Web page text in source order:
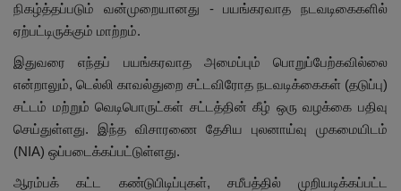
நிகழ்த்தப்படும் வன்முறையானது - பயங்கரவாத நடவடிகைகளில்
ஏற்பட்டிருக்கும் மாற்றம்.
இதுவரை எந்தப் பயங்கரவாத அமைப்பும் பொறுப்பேற்கவில்லை
என்றாலும், டெல்லி காவல்துறை சட்டவிரோத நடவடிக்கைகள் (தடுப்பு)
சட்டம் மற்றும் வெடிபொருட்கள் சட்டத்தின் கீழ் ஒரு வழக்கை பதிவு
செய்துள்ளது. இந்த விசாரணை தேசிய புலனாய்வு முகமையிடம்
(NIA) ஒப்படைக்கப்பட்டுள்ளது.
ஆரம்பக் கட்ட கண்டுபிடிப்புகள், சமீபத்தில் முறியடிக்கப்பட்ட